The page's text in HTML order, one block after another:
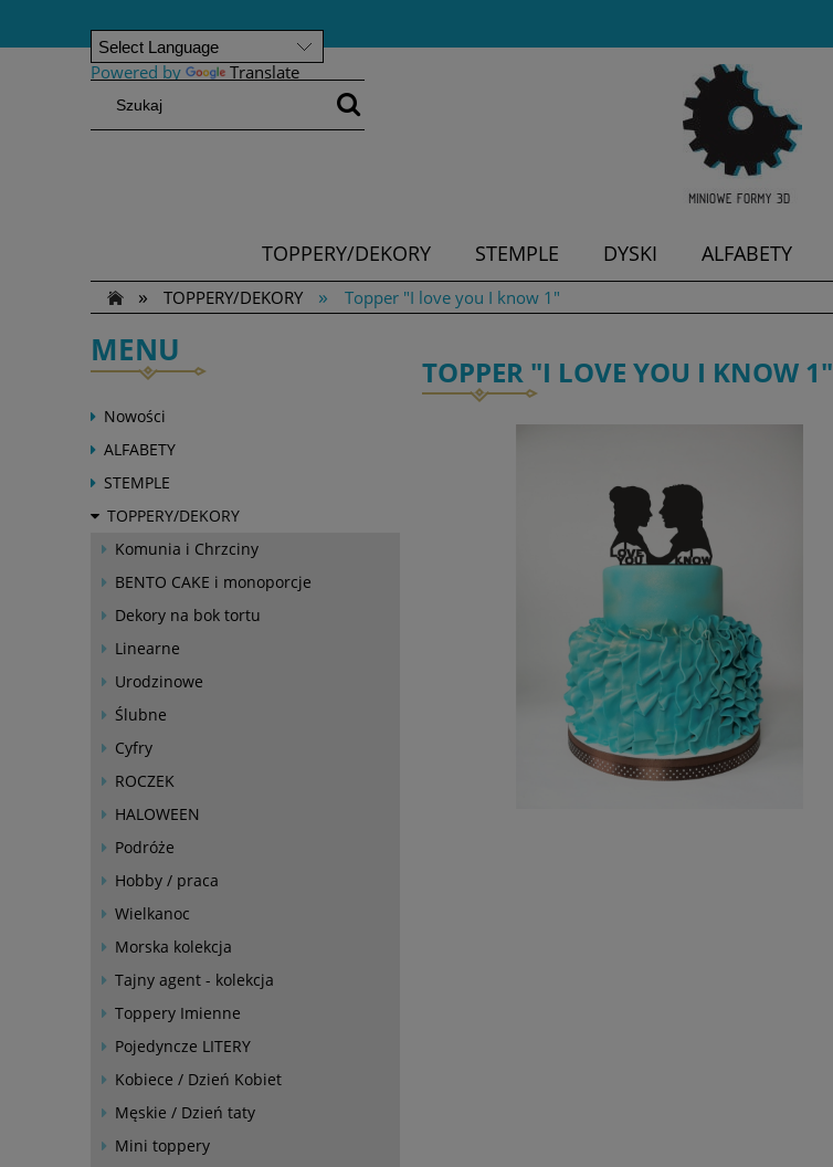
Powered by Translate
TOPPERY/DEKORY STEMPLE DYSKI ALFABETY
»
TOPPERY/DEKORY » Topper "I love you I know 1"
MENU
Nowości
ALFABETY
STEMPLE
TOPPERY/DEKORY
Komunia i Chrzciny
BENTO CAKE i monoporcje
Dekory na bok tortu
Linearne
Urodzinowe
Ślubne
Cyfry
ROCZEK
HALOWEEN
Podróże
Hobby / praca
Wielkanoc
Morska kolekcja
Tajny agent - kolekcja
Toppery Imienne
Pojedyncze LITERY
Kobiece / Dzień Kobiet
Męskie / Dzień taty
Mini toppery
TOPPER "I LOVE YOU I KNOW 1"